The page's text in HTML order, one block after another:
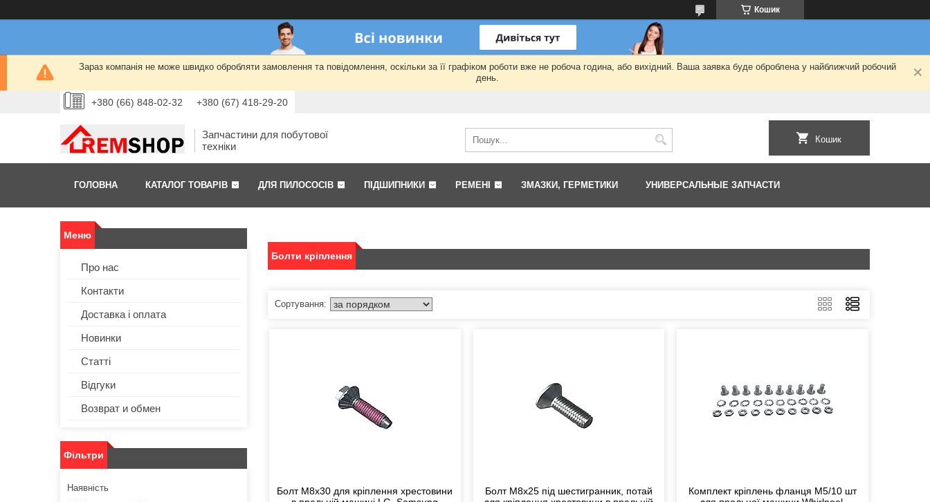
Кошик
Зараз компанія не може швидко обробляти замовлення та повідомлення, оскільки за її графіком роботи вже не робоча година, або вихідний. Ваша заявка буде оброблена у найближчий робочий
день.
+380 (66) 848-02-32 +380 (67) 418-29-20
Запчастини для побутової
техніки
Кошик
ГОЛОВНА КАТАЛОГ ТОВАРІВ ДЛЯ ПИЛОСОСІВ ПІДШИПНИКИ РЕМЕНІ ЗМАЗКИ, ГЕРМЕТИКИ УНИВЕРСАЛЬНЫЕ ЗАПЧАСТИ
Болти кріплення
Болт M8x30 для кріплення хрестовини
Болт M8x25 під шестигранник, потай
Комплект кріплень фланця M5/10 шт
Про нас
Контакти
Доставка і оплата
Новинки
Статті
Відгуки
Возврат и обмен
Фільтри
Наявність